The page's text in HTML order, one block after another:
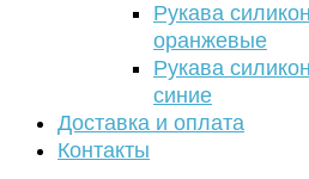
Рукава
оранжевые
Рукава
синие
Доставка и оплата
Контакты